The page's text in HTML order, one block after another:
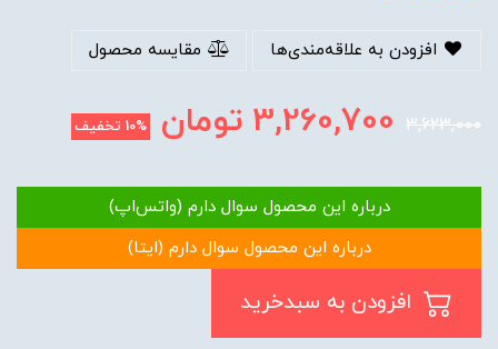
افزودن به علاقه‌مندی‌ها مقایسه محصول
3,623,000
3,260,700تومان 10%تخفیف
درباره این محصول سوال دارم (واتس‌اپ)
درباره این محصول سوال دارم (ایتا)